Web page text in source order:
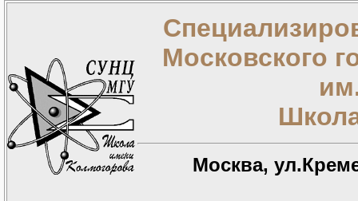
Московского
Москва,